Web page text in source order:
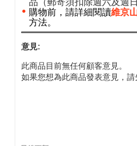
購物前，請詳細閱讀維京
方法。
意見:
此商品目前無任何顧客意見。
如果您想為此商品發表意見，